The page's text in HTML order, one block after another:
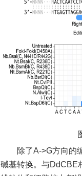
图
除了A->G方向的编
碱基转换。与DdCBE